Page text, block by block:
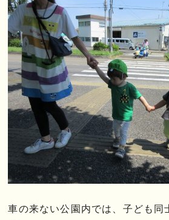
車の来ない公園内では、子ども同